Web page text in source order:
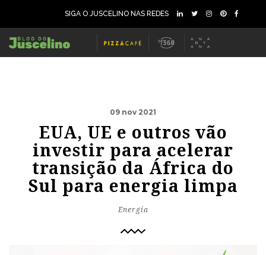
SIGA O JUSCELINO NAS REDES
09 nov 2021
EUA, UE e outros vão
investir para acelerar
transição da África do
Sul para energia limpa
Energia